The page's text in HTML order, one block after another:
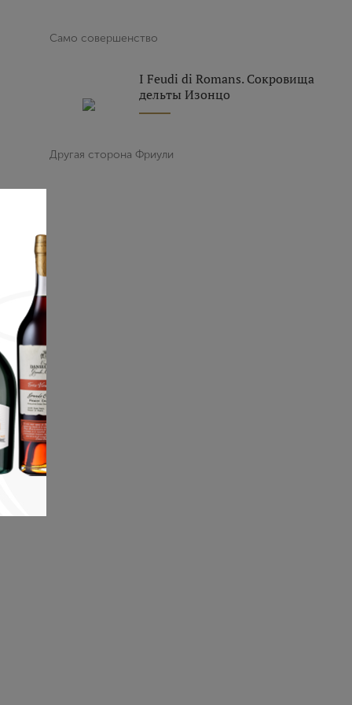
Само совершенство
I Feudi di Romans. Сокровища
дельты Изонцо
Другая сторона Фриули